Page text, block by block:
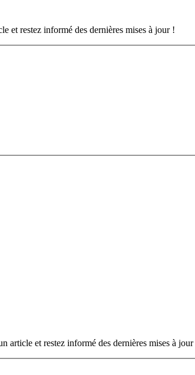
et restez informé des dernières mises à jour !
article et restez informé des dernières mises à